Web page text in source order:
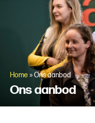
Home »Ons aanbod
Ons aanbod